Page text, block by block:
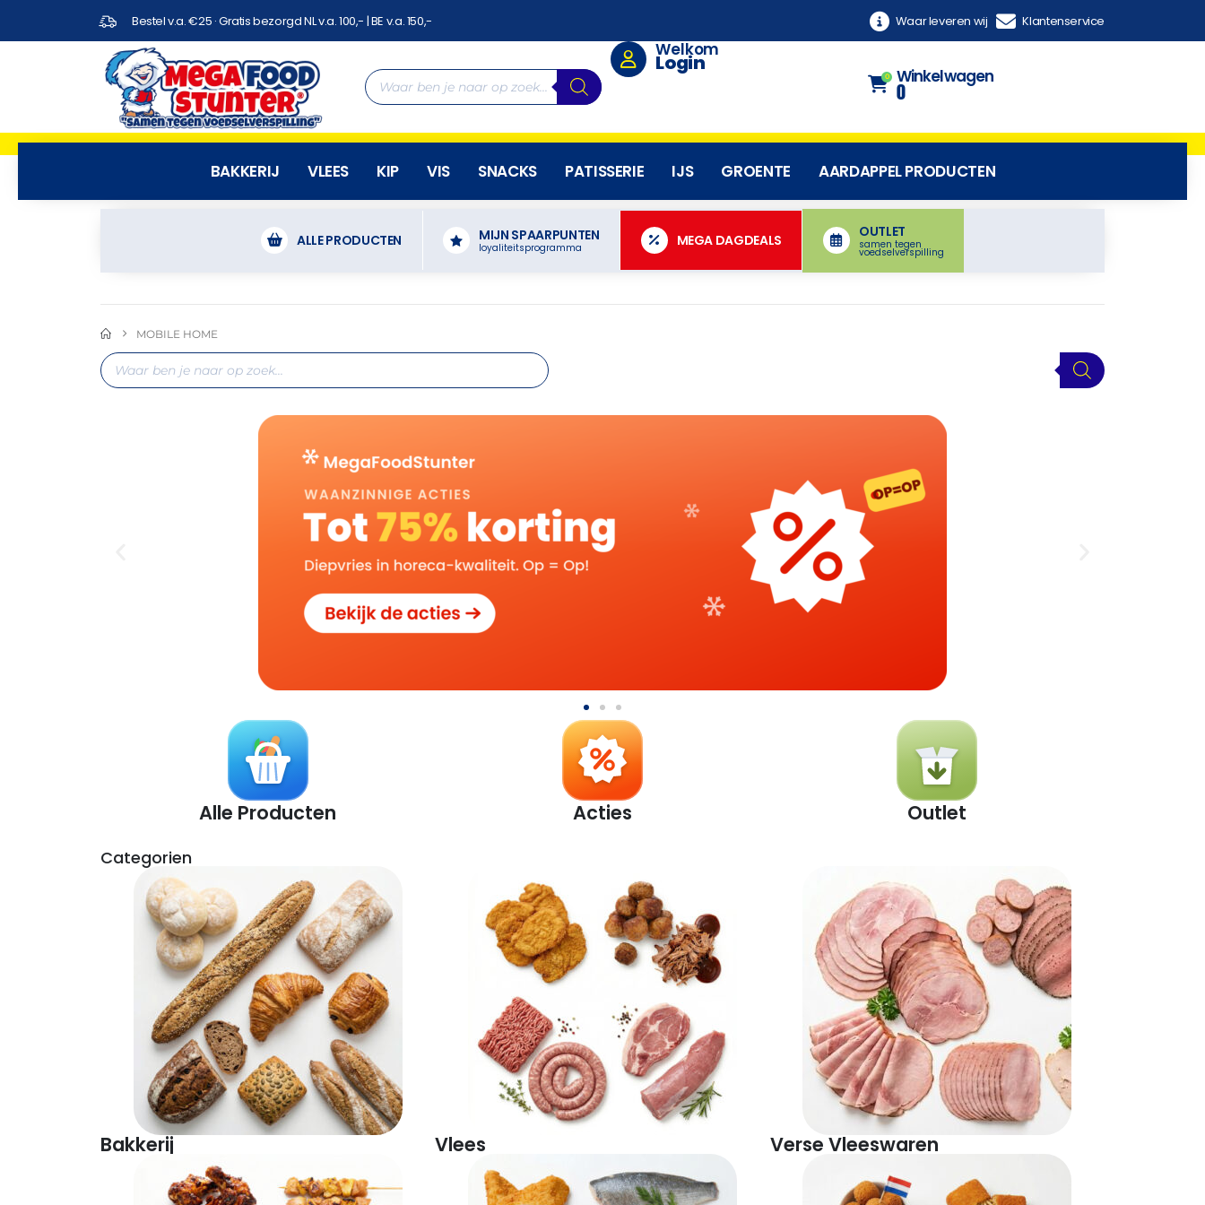
Bestel v.a. €25 · Gratis bezorgd NL v.a. 100,- | BE v.a. 150,- Waar leveren wij Klantenservice
Welkom
Login
0 Winkelwagen
0
BAKKERIJ VLEES KIP VIS SNACKS PATISSERIE IJS GROENTE AARDAPPEL PRODUCTEN
ALLE PRODUCTEN MIJN SPAARPUNTEN
loyaliteitsprogramma MEGA DAGDEALS
OUTLET
samen tegen
voedselverspilling
MOBILE HOME
Alle Producten Acties Outlet
Categorien
Bakkerij Vlees Verse Vleeswaren